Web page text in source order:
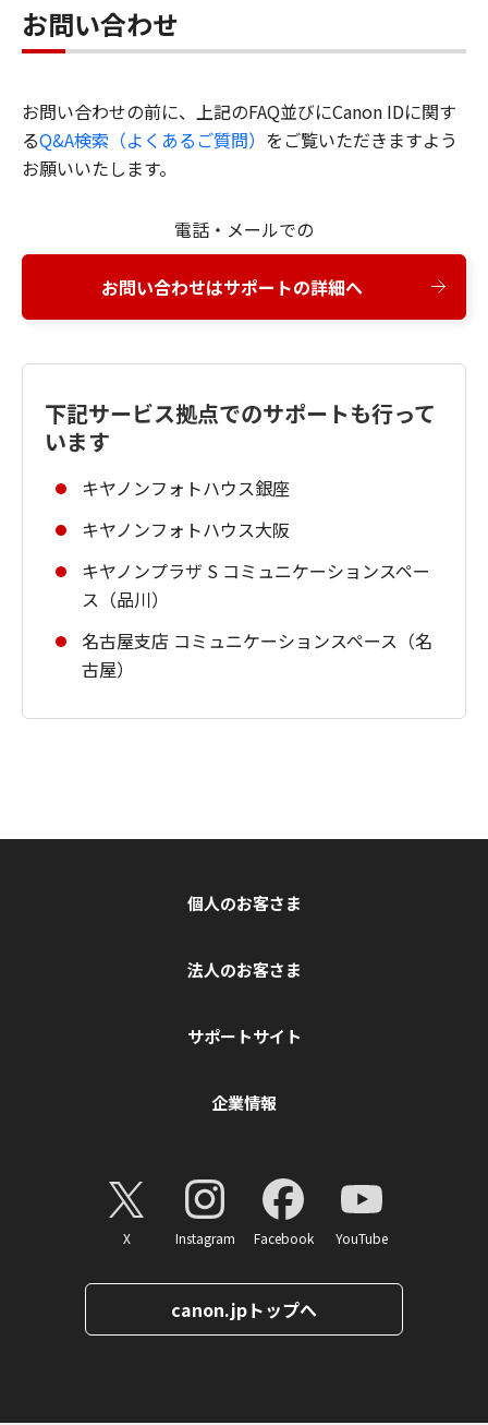
お問い合わせ
お問い合わせの前に、上記のFAQ並びにCanon IDに関す
るQ&A検索（よくあるご質問） をご覧いただきますよう
お願いいたします。
電話・メールでの
お問い合わせはサポートの詳細へ
下記サービス拠点でのサポートも行って
います
キヤノンフォトハウス銀座
キヤノンフォトハウス大阪
キヤノンプラザ S コミュニケーションスペー
ス（品川）
名古屋支店 コミュニケーションスペース（名
古屋）
個人のお客さま
法人のお客さま
サポートサイト
企業情報
X Instagram Facebook YouTube
canon.jpトップへ